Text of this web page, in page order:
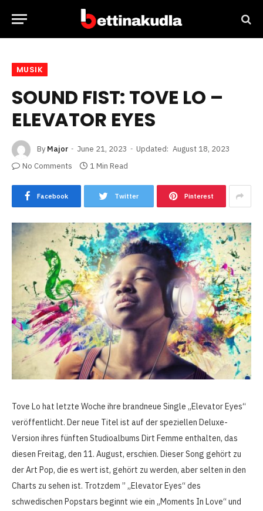
MUSIK
SOUND FIST: TOVE LO –
ELEVATOR EYES
By Major June 21, 2023 Updated: August 18, 2023
No Comments
1 Min Read
Facebook Twitter Pinterest
Tove Lo hat letzte Woche ihre brandneue Single „Elevator Eyes“
veröffentlicht. Der neue Titel ist auf der speziellen Deluxe-
Version ihres fünften Studioalbums Dirt Femme enthalten, das
diesen Freitag, den 11. August, erschien. Dieser Song gehört zu
der Art Pop, die es wert ist, gehört zu werden, aber selten in den
Charts zu sehen ist. Trotzdem ” „Elevator Eyes“ des
schwedischen Popstars beginnt wie ein „Moments In Love“ und